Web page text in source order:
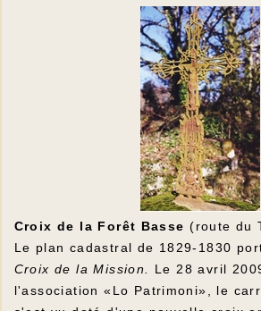
Croix de la Forêt Basse (route du
Le plan cadastral de 1829-1830
Croix de la Mission.
Le 28 avril
l'association «Lo Patrimoni», le